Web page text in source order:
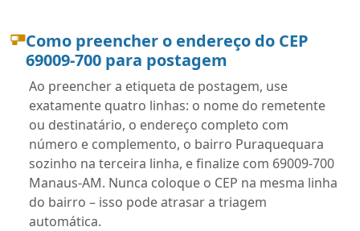
Como preencher o endereço do CEP
69009-700 para postagem
Ao preencher a etiqueta de postagem, use
exatamente quatro linhas: o nome do remetente
ou destinatário, o endereço completo com
número e complemento, o bairro Puraquequara
sozinho na terceira linha, e finalize com 69009-700
Manaus-AM. Nunca coloque o CEP na mesma linha
do bairro – isso pode atrasar a triagem
automática.